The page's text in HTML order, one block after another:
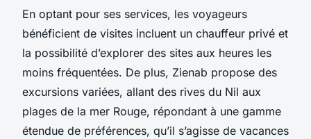
En optant pour ses services, les voyageurs
bénéficient de visites incluent un chauffeur privé et
la possibilité d’explorer des sites aux heures les
moins fréquentées. De plus, Zienab propose des
excursions variées, allant des rives du Nil aux
plages de la mer Rouge, répondant à une gamme
étendue de préférences, qu’il s’agisse de vacances